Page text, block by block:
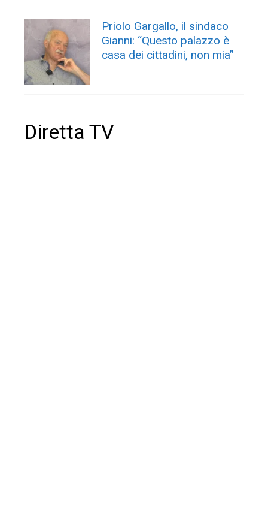
Priolo Gargallo, il sindaco
Gianni: “Questo palazzo è
casa dei cittadini, non mia”
Diretta TV